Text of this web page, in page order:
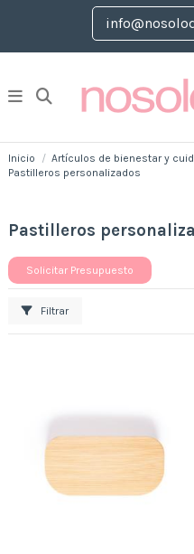
Inicio
Artículos de bienestar y
Pastilleros personalizados
Pastilleros
Solicitar Presupuesto
Filtrar